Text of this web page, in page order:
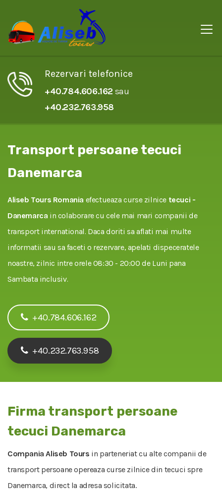
Rezervari telefonice
+40.784.606.162 sau
+40.232.763.958
Transport persoane tecuci
Danemarca
Aliseb Tours Romania efectueaza curse zilnice tecuci -
Danemarca in colaborare cu cele mai mari companii de
transport international. Daca doriti sa aflati mai multe
informatii sau sa faceti o rezervare, apelati dispeceratele
noastre, zilnic intre orele 08:30 - 20:00 de Luni pana
Sambata inclusiv.
+40.784.606.162
+40.232.763.958
Firma transport persoane
tecuci Danemarca
Compania Aliseb Tours in parteneriat cu alte companii de
transport persoane opereaza curse zilnice din tecuci spre
Danemarca, direct la adresa solicitata.